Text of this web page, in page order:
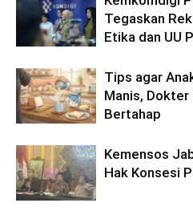
Tegaskan
Etika dan UU
Tips agar
Manis, Dokter
Bertahap
Kemensos
Hak Konsesi